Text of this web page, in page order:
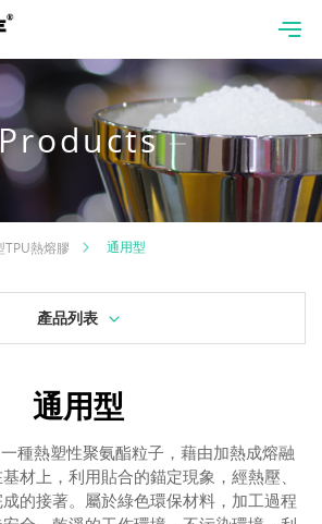
TPU熱熔膠 通用型
產品列表
通用型
種熱塑性聚氨酯粒子，藉由加熱成熔融
材上，利用貼合的錨定現象，經熱壓、
的接著。屬於綠色環保材料，加工過程